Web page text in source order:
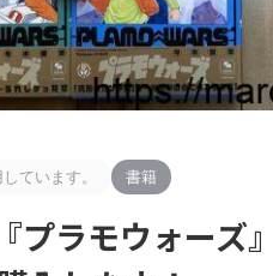
ています。 書籍
プラモウォーズ